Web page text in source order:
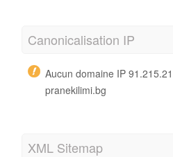
Canonicalisation IP
Aucun domaine IP
pranekilimi.bg
XML Sitemap